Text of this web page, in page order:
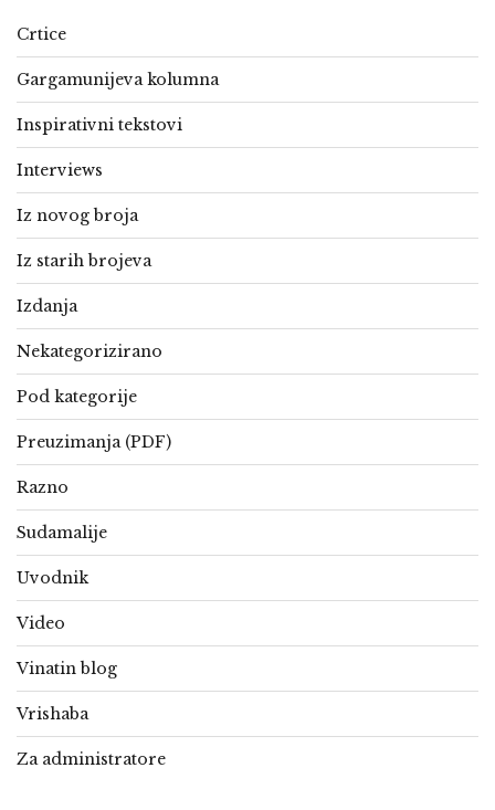
Crtice
Gargamunijeva kolumna
Inspirativni tekstovi
Interviews
Iz novog broja
Iz starih brojeva
Izdanja
Nekategorizirano
Pod kategorije
Preuzimanja (PDF)
Razno
Sudamalije
Uvodnik
Video
Vinatin blog
Vrishaba
Za administratore